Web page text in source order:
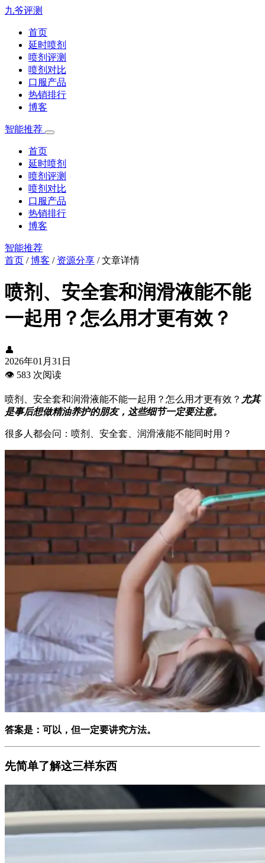
九爷评测
首页
延时喷剂
喷剂评测
喷剂对比
口服产品
热销排行
博客
智能推荐
首页
延时喷剂
喷剂评测
喷剂对比
口服产品
热销排行
博客
智能推荐
首页 /博客 / 资源分享 /文章详情
喷剂、安全套和润滑液能不能
一起用？怎么用才更有效？
👤
2026年01月31日
👁️ 583 次阅读
喷剂、安全套和润滑液能不能一起用？怎么用才更有效？ 尤其
是事后想做精油养护的朋友，这些细节一定要注意。
很多人都会问：喷剂、安全套、润滑液能不能同时用？
答案是：可以，但一定要讲究方法。
先简单了解这三样东西